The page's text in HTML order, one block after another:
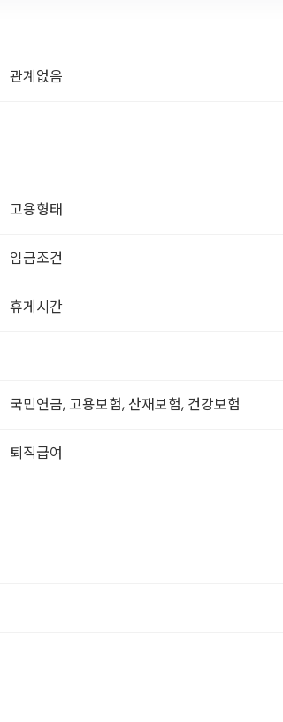
관계없음
고용형태
임금조건
휴게시간
국민연금, 고용보험, 산재보험, 건강보험
퇴직급여